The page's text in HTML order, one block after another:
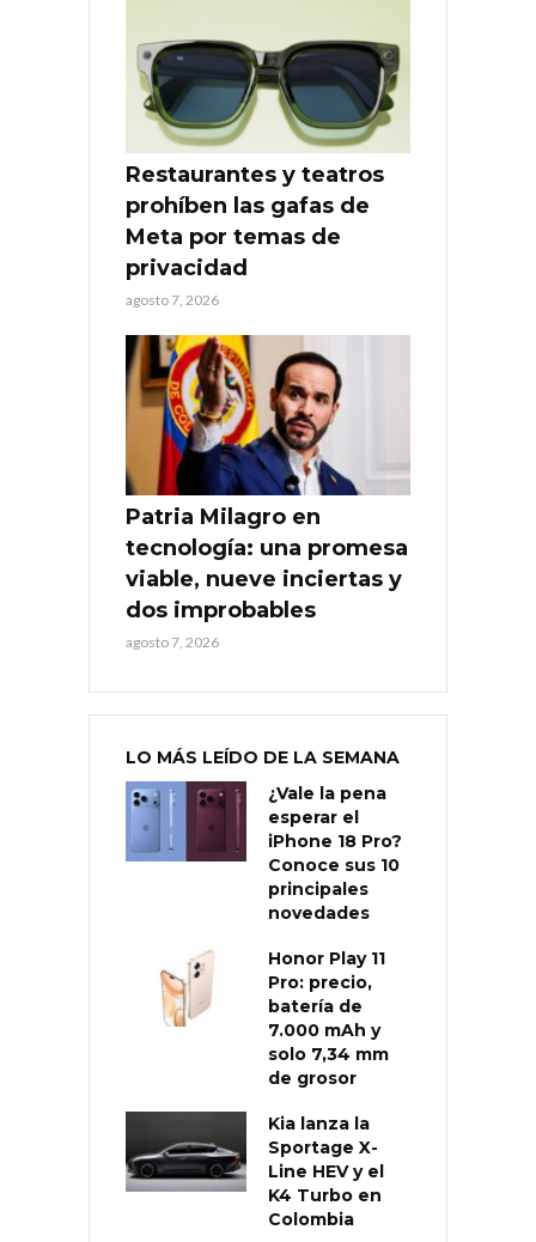
Restaurantes y teatros
prohíben las gafas de
Meta por temas de
privacidad
agosto 7, 2026
Patria Milagro en
tecnología: una promesa
viable, nueve inciertas y
dos improbables
agosto 7, 2026
LO MÁS LEÍDO DE LA SEMANA
¿Vale la pena
esperar el
iPhone 18 Pro?
Conoce sus 10
principales
novedades
Honor Play 11
Pro: precio,
batería de
7.000 mAh y
solo 7,34 mm
de grosor
Kia lanza la
Sportage X-
Line HEV y el
K4 Turbo en
Colombia